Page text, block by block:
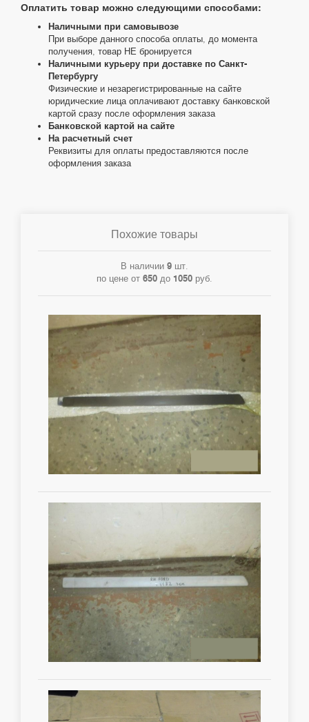
Оплатить товар можно следующими способами:
Наличными при самовывозе
При выборе данного способа оплаты, до момента
получения, товар НЕ бронируется
Наличными курьеру при доставке по Санкт-
Петербургу
Физические и незарегистрированные на сайте
юридические лица оплачивают доставку банковской
картой сразу после оформления заказа
Банковской картой на сайте
На расчетный счет
Реквизиты для оплаты предоставляются после
оформления заказа
Похожие товары
В наличии 9 шт.
по цене от 650 до 1050 руб.